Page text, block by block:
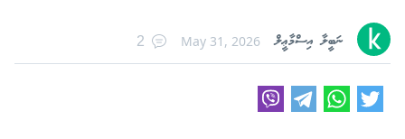
ނަބީލާ އިސްމާޢީލް May 31, 2026
2